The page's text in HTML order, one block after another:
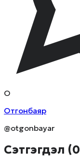
О
Отгонбаяр
@otgonbayar
Сэтгэгдэл (0